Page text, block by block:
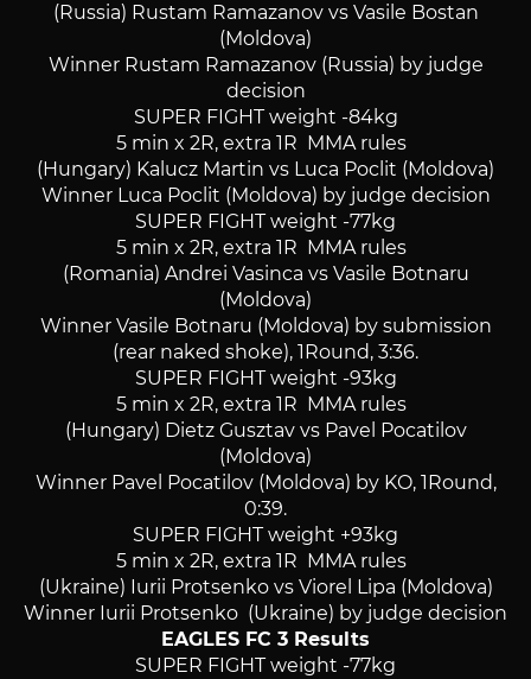
(Russia) Rustam Ramazanov vs Vasile Bostan
(Moldova)
Winner Rustam Ramazanov (Russia) by judge
decision
SUPER FIGHT weight -84kg
5 min x 2R, extra 1R MMA rules
(Hungary) Kalucz Martin vs Luca Poclit (Moldova)
Winner Luca Poclit (Moldova) by judge decision
SUPER FIGHT weight -77kg
5 min x 2R, extra 1R MMA rules
(Romania) Andrei Vasinca vs Vasile Botnaru
(Moldova)
Winner Vasile Botnaru (Moldova) by submission
(rear naked shoke), 1Round, 3:36.
SUPER FIGHT weight -93kg
5 min x 2R, extra 1R MMA rules
(Hungary) Dietz Gusztav vs Pavel Pocatilov
(Moldova)
Winner Pavel Pocatilov (Moldova) by KO, 1Round,
0:39.
SUPER FIGHT weight +93kg
5 min x 2R, extra 1R MMA rules
(Ukraine) Iurii Protsenko vs Viorel Lipa (Moldova)
Winner Iurii Protsenko (Ukraine) by judge decision
EAGLES FC 3 Results
SUPER FIGHT weight -77kg